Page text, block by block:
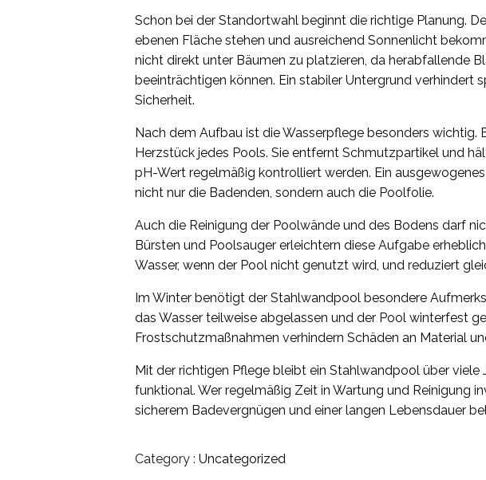
Schon bei der Standortwahl beginnt die richtige Planung.
ebenen Fläche stehen und ausreichend Sonnenlicht
nicht direkt unter Bäumen zu platzieren, da herabfallende
beeinträchtigen können. Ein stabiler Untergrund verhindert
Sicherheit.
Nach dem Aufbau ist die Wasserpflege besonders wichtig.
Herzstück jedes Pools. Sie entfernt Schmutzpartikel und
pH-Wert regelmäßig kontrolliert werden. Ein
nicht nur die Badenden, sondern auch die Poolfolie.
Auch die Reinigung der Poolwände und des Bodens darf
Bürsten und Poolsauger erleichtern diese Aufgabe
Wasser, wenn der Pool nicht genutzt wird, und reduziert
Im Winter benötigt der Stahlwandpool besondere
das Wasser teilweise abgelassen und der Pool winterfest
Frostschutzmaßnahmen verhindern Schäden an Material
Mit der richtigen Pflege bleibt ein Stahlwandpool über
funktional. Wer regelmäßig Zeit in Wartung und Reinigung
sicherem Badevergnügen und einer langen Lebensdauer
Category : Uncategorized